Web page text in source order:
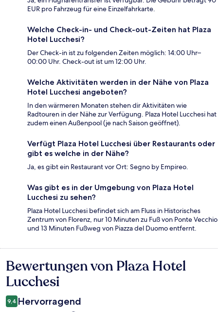
EUR pro Fahrzeug für eine Einzelfahrkarte.
Welche Check-in- und Check-out-Zeiten hat Plaza
Hotel Lucchesi?
Der Check-in ist zu folgenden Zeiten möglich: 14:00 Uhr–
00:00 Uhr. Check-out ist um 12:00 Uhr.
Welche Aktivitäten werden in der Nähe von Plaza
Hotel Lucchesi angeboten?
In den wärmeren Monaten stehen dir Aktivitäten wie
Radtouren in der Nähe zur Verfügung. Plaza Hotel Lucchesi hat
zudem einen Außenpool (je nach Saison geöffnet).
Verfügt Plaza Hotel Lucchesi über Restaurants oder
gibt es welche in der Nähe?
Ja, es gibt ein Restaurant vor Ort: Segno by Empireo.
Was gibt es in der Umgebung von Plaza Hotel
Lucchesi zu sehen?
Plaza Hotel Lucchesi befindet sich am Fluss in Historisches
Zentrum von Florenz, nur 10 Minuten zu Fuß von Ponte Vecchio
und 13 Minuten Fußweg von Piazza del Duomo entfernt.
Bewertungen
Bewertungen von Plaza Hotel
Lucchesi
9,4 Hervorragend